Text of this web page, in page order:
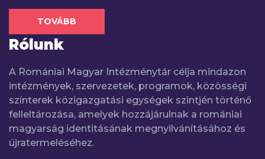
TOVÁBB
Rólunk
A Romániai Magyar Intézménytár célja mindazon
intézmények, szervezetek, programok, közösségi
színterek közigazgatási egységek szintjén történő
felleltározása, amelyek hozzájárulnak a romániai
magyarság identitásának megnyilvánításához és
újratermeléséhez.